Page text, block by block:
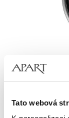
Tato webová